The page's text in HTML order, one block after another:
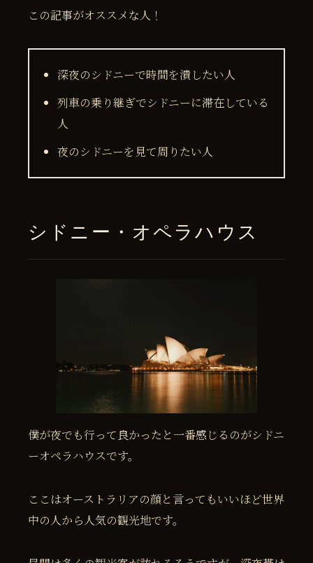
この記事がオススメな人！
深夜のシドニーで時間を潰したい人
列車の乗り継ぎでシドニーに滞在している
人
夜のシドニーを見て周りたい人
シドニー・オペラハウス
僕が夜でも行って良かったと一番感じるのがシドニ
ーオペラハウスです。
ここはオーストラリアの顔と言ってもいいほど世界
中の人から人気の観光地です。